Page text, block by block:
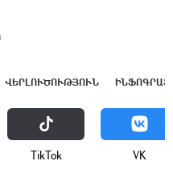
ՎԵՐԼՈՒԾՈՒԹՅՈՒՆ
ТikТоk VK